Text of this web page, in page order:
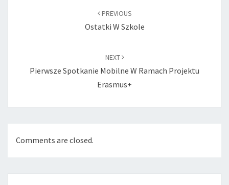
PREVIOUS
Ostatki W Szkole
NEXT
Pierwsze Spotkanie Mobilne W Ramach Projektu
Erasmus+
Comments are closed.